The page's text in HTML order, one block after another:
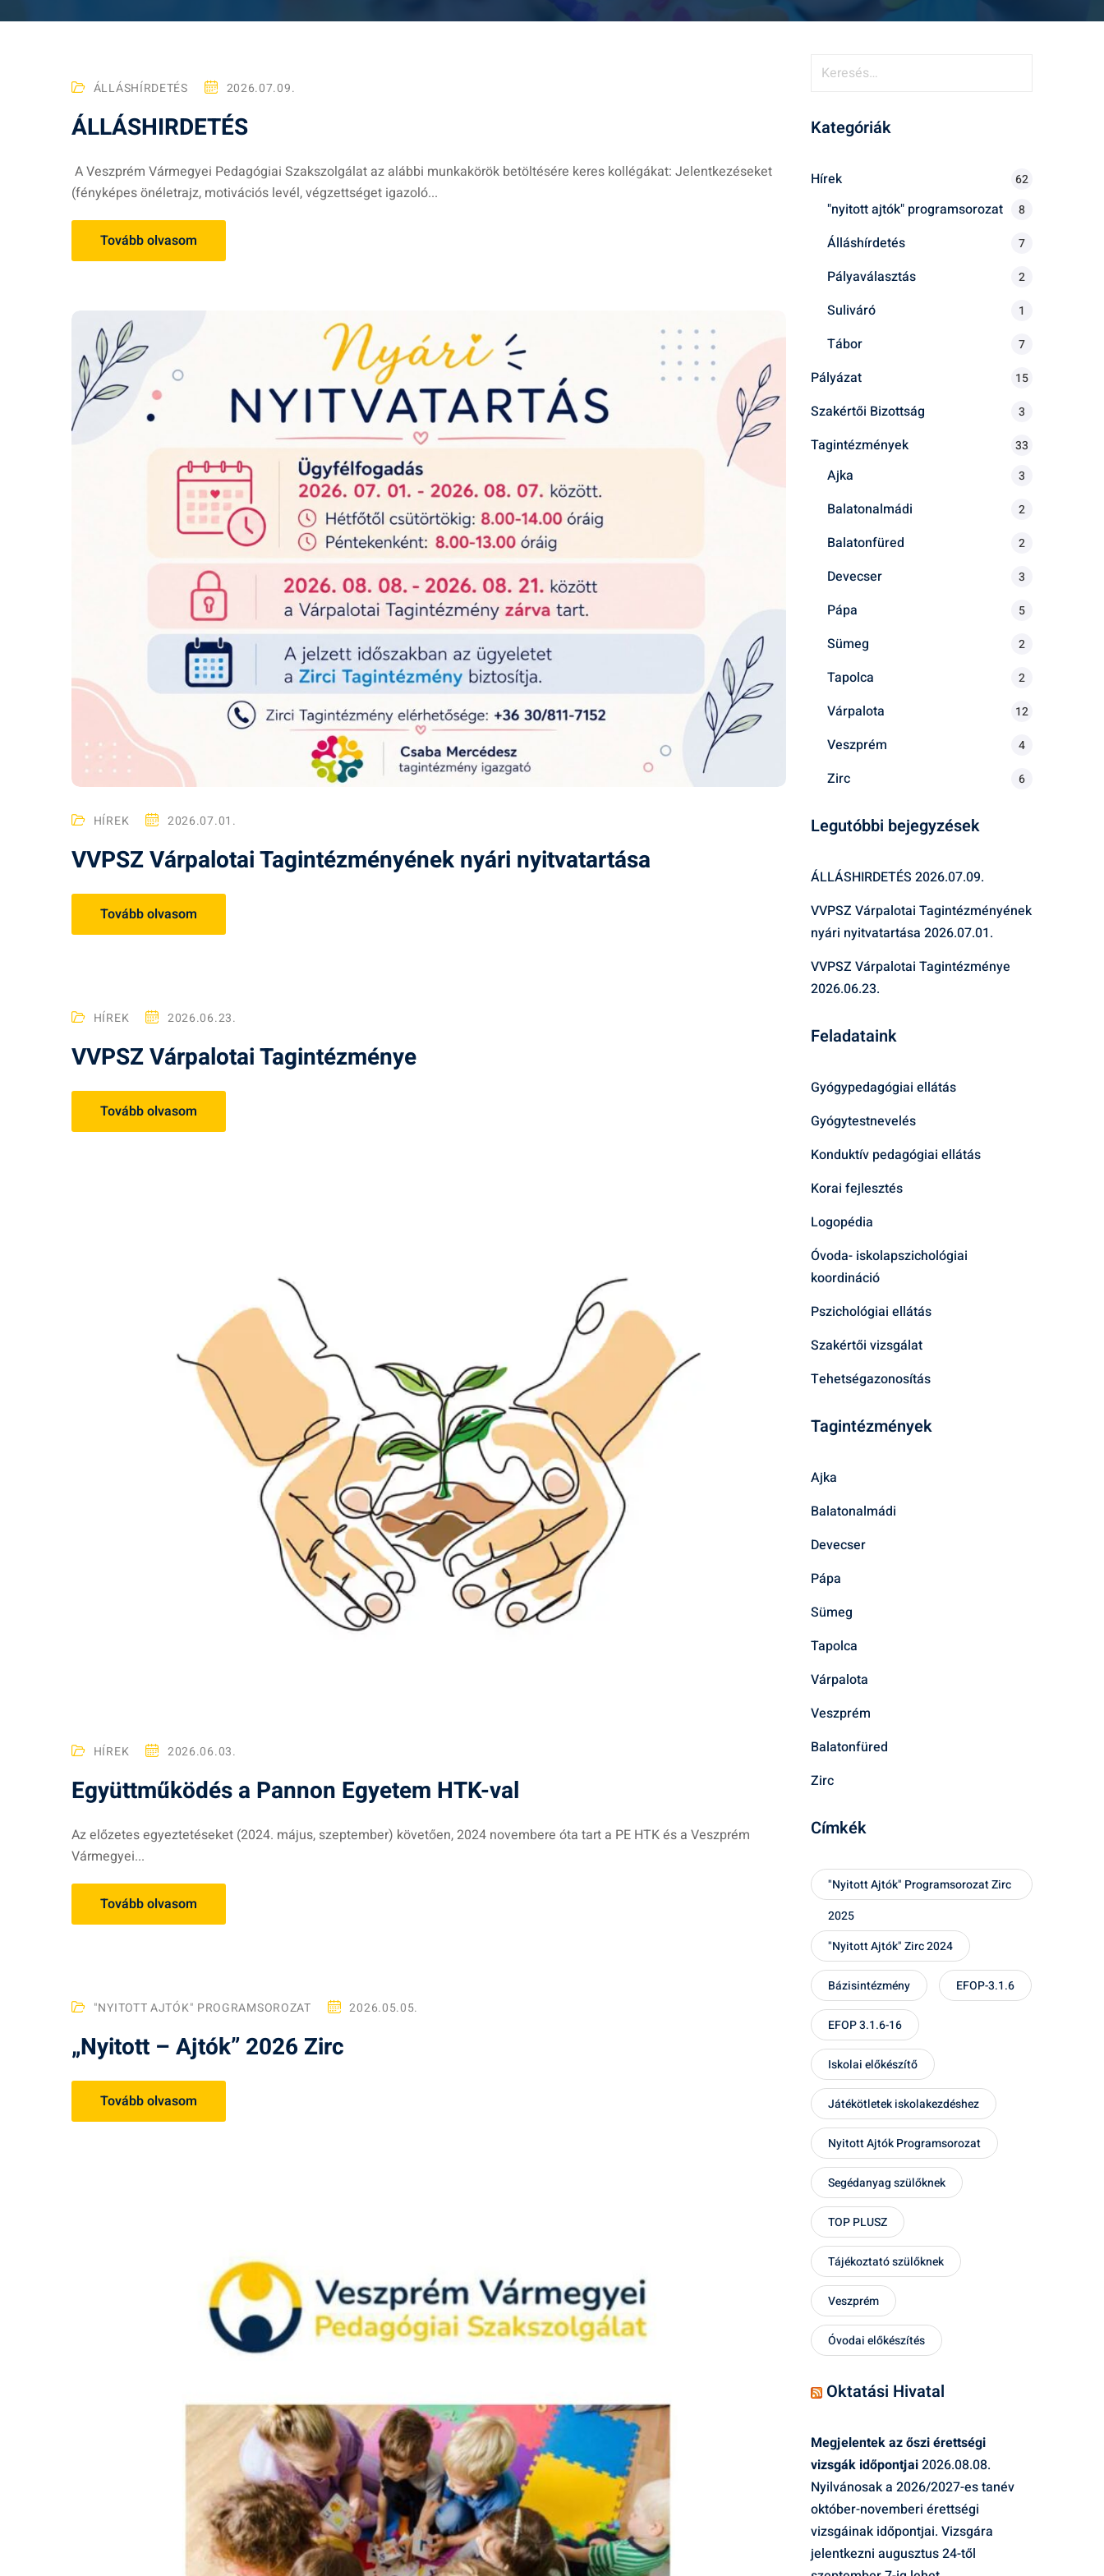
ÁLLÁSHÍRDETÉS 2026.07.09.
ÁLLÁSHIRDETÉS
A Veszprém Vármegyei Pedagógiai Szakszolgálat az alábbi munkakörök betöltésére keres kollégákat: Jelentkezéseket
(fényképes önéletrajz, motivációs levél, végzettséget igazoló...
Tovább olvasom
HÍREK 2026.07.01.
VVPSZ Várpalotai Tagintézményének nyári nyitvatartása
Tovább olvasom
HÍREK 2026.06.23.
VVPSZ Várpalotai Tagintézménye
Tovább olvasom
HÍREK 2026.06.03.
Együttműködés a Pannon Egyetem HTK-val
Az előzetes egyeztetéseket (2024. május, szeptember) követően, 2024 novembere óta tart a PE HTK és a Veszprém
Vármegyei...
Tovább olvasom
"NYITOTT AJTÓK" PROGRAMSOROZAT 2026.05.05.
„Nyitott – Ajtók” 2026 Zirc
Tovább olvasom
e
é
Kategóriák
Hírek 62
"nyitott ajtók" programsorozat 8
Álláshírdetés 7
Pályaválasztás 2
Suliváró 1
Tábor 7
Pályázat 15
Szakértői Bizottság 3
Tagintézmények 33
Ajka 3
Balatonalmádi 2
Balatonfüred 2
Devecser 3
Pápa 5
Sümeg 2
Tapolca 2
Várpalota 12
Veszprém 4
Zirc 6
Legutóbbi bejegyzések
ÁLLÁSHIRDETÉS 2026.07.09.
VVPSZ Várpalotai Tagintézményének
nyári nyitvatartása 2026.07.01.
VVPSZ Várpalotai Tagintézménye
2026.06.23.
Feladataink
Gyógypedagógiai ellátás
Gyógytestnevelés
Konduktív pedagógiai ellátás
Korai fejlesztés
Logopédia
Óvoda- iskolapszichológiai
koordináció
Pszichológiai ellátás
Szakértői vizsgálat
Tehetségazonosítás
Tagintézmények
Ajka
Balatonalmádi
Devecser
Pápa
Sümeg
Tapolca
Várpalota
Veszprém
Balatonfüred
Zirc
Címkék
"Nyitott Ajtók" Programsorozat Zirc
2025
"Nyitott Ajtók" Zirc 2024
Bázisintézmény EFOP-3.1.6
EFOP 3.1.6-16
Iskolai előkészítő
Játékötletek iskolakezdéshez
Nyitott Ajtók Programsorozat
Segédanyag szülőknek
TOP PLUSZ
Tájékoztató szülőknek
Veszprém
Óvodai előkészítés
Oktatási Hivatal
Megjelentek az őszi érettségi
vizsgák időpontjai2026.08.08.
Nyilvánosak a 2026/2027-es tanév
október-novemberi érettségi
vizsgáinak időpontjai. Vizsgára
jelentkezni augusztus 24-től